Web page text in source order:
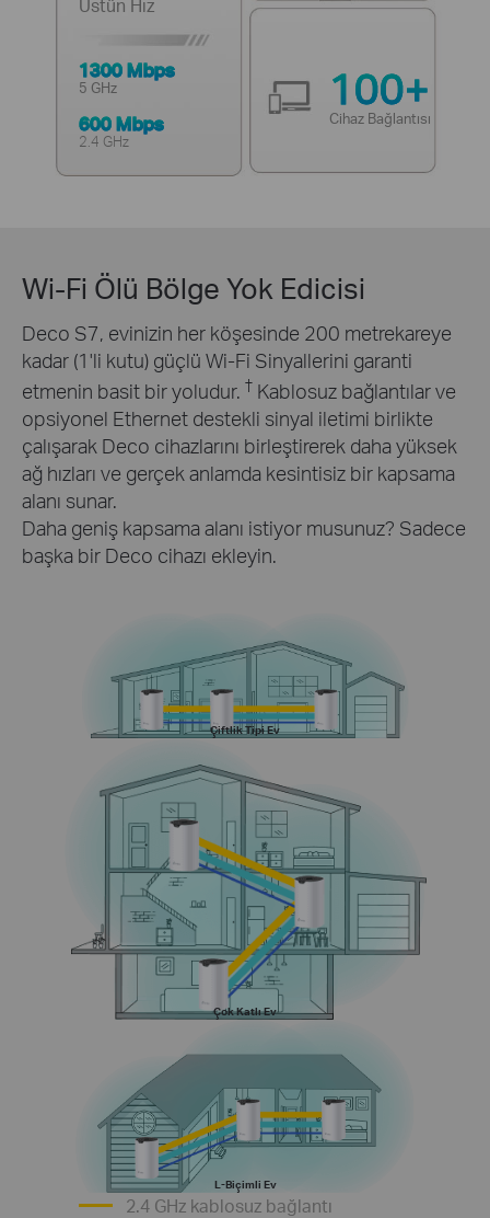
100+
Cihaz Bağlantısı
1300 Mbps
5 GHz
600 Mbps
2.4 GHz
Wi-Fi Ölü Bölge Yok Edicisi
Deco S7, evinizin her köşesinde 200 metrekareye
kadar (1'li kutu) güçlü Wi-Fi Sinyallerini garanti
etmenin basit bir yoludur. † Kablosuz bağlantılar ve
opsiyonel Ethernet destekli sinyal iletimi birlikte
çalışarak Deco cihazlarını birleştirerek daha yüksek
ağ hızları ve gerçek anlamda kesintisiz bir kapsama
alanı sunar.
Daha geniş kapsama alanı istiyor musunuz? Sadece
başka bir Deco cihazı ekleyin.
Çiftlik Tipi Ev
Çok Katlı Ev
L-Biçimli Ev
2.4 GHz kablosuz bağlantı